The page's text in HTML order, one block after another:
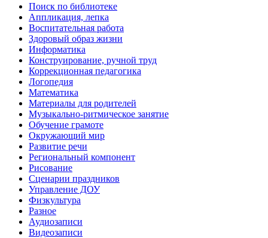
Поиск по библиотеке
Аппликация, лепка
Воспитательная работа
Здоровый образ жизни
Информатика
Конструирование, ручной труд
Коррекционная педагогика
Логопедия
Математика
Материалы для родителей
Музыкально-ритмическое занятие
Обучение грамоте
Окружающий мир
Развитие речи
Региональный компонент
Рисование
Сценарии праздников
Управление ДОУ
Физкультура
Разное
Аудиозаписи
Видеозаписи